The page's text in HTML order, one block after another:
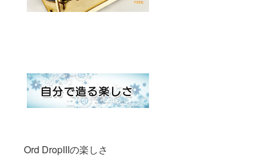
Ord DropIIIの楽しさ